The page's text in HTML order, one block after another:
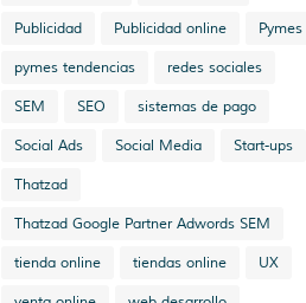
Publicidad Publicidad online Pymes
pymes tendencias redes sociales
SEM SEO sistemas de pago
Social Ads Social Media Start-ups
Thatzad
Thatzad Google Partner Adwords SEM
tienda online tiendas online UX